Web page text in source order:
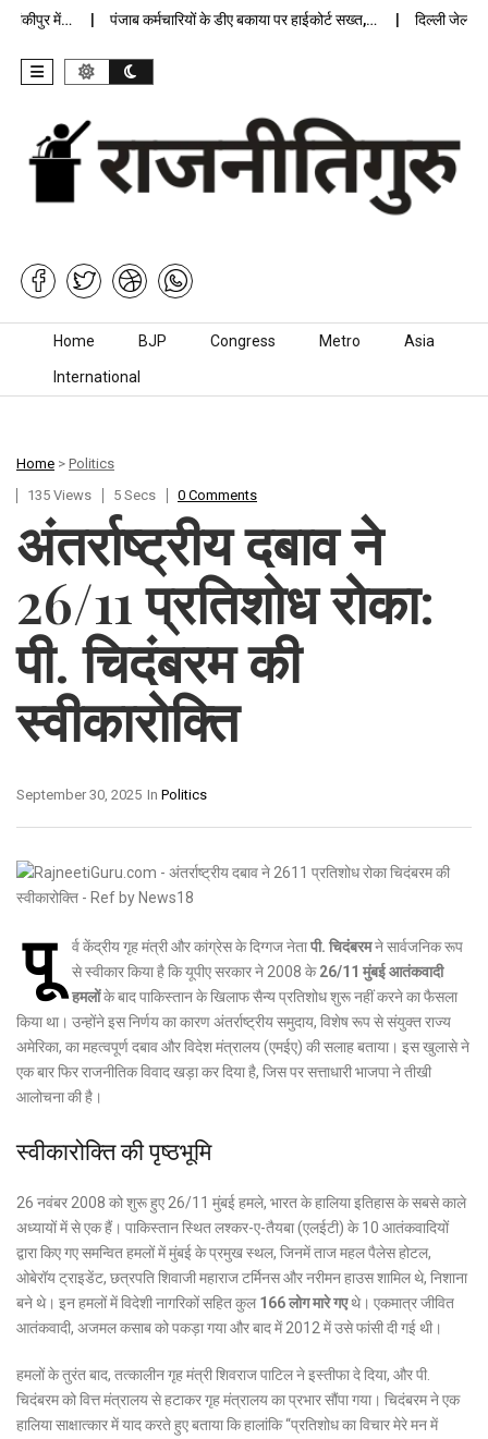
में… पंजाब कर्मचारियों के डीए बकाया पर हाईकोर्ट सख्त,… दिल्ली जेलों में
Skip to content
Home BJP Congress Metro Asia
International
Home > Politics
135 Views
5 Secs 0 Comments
अंतर्राष्ट्रीय दबाव ने
26/11 प्रतिशोध रोका:
पी. चिदंबरम की
स्वीकारोक्ति
In Politics
September 30, 2025
पू र्व केंद्रीय गृह मंत्री और कांग्रेस के दिग्गज नेतापी. चिदंबरमने सार्वजनिक रूप
से स्वीकार किया है कि यूपीए सरकार ने 2008 के26/11 मुंबई आतंकवादी
हमलोंके बाद पाकिस्तान के खिलाफ सैन्य प्रतिशोध शुरू नहीं करने का फैसला
किया था। उन्होंने इस निर्णय का कारण अंतर्राष्ट्रीय समुदाय, विशेष रूप से संयुक्त राज्य
अमेरिका, का महत्वपूर्ण दबाव और विदेश मंत्रालय (एमईए) की सलाह बताया। इस खुलासे ने
एक बार फिर राजनीतिक विवाद खड़ा कर दिया है, जिस पर सत्ताधारी भाजपा ने तीखी
आलोचना की है।
स्वीकारोक्ति की पृष्ठभूमि
26 नवंबर 2008 को शुरू हुए 26/11 मुंबई हमले, भारत के हालिया इतिहास के सबसे काले
अध्यायों में से एक हैं। पाकिस्तान स्थित लश्कर-ए-तैयबा (एलईटी) के 10 आतंकवादियों
द्वारा किए गए समन्वित हमलों में मुंबई के प्रमुख स्थल, जिनमें ताज महल पैलेस होटल,
ओबेरॉय ट्राइडेंट, छत्रपति शिवाजी महाराज टर्मिनस और नरीमन हाउस शामिल थे, निशाना
बने थे। इन हमलों में विदेशी नागरिकों सहित कुल166 लोग मारे गएथे। एकमात्र जीवित
आतंकवादी, अजमल कसाब को पकड़ा गया और बाद में 2012 में उसे फांसी दी गई थी।
हमलों के तुरंत बाद, तत्कालीन गृह मंत्री शिवराज पाटिल ने इस्तीफा दे दिया, और पी.
चिदंबरम को वित्त मंत्रालय से हटाकर गृह मंत्रालय का प्रभार सौंपा गया। चिदंबरम ने एक
हालिया साक्षात्कार में याद करते हुए बताया कि हालांकि “प्रतिशोध का विचार मेरे मन में